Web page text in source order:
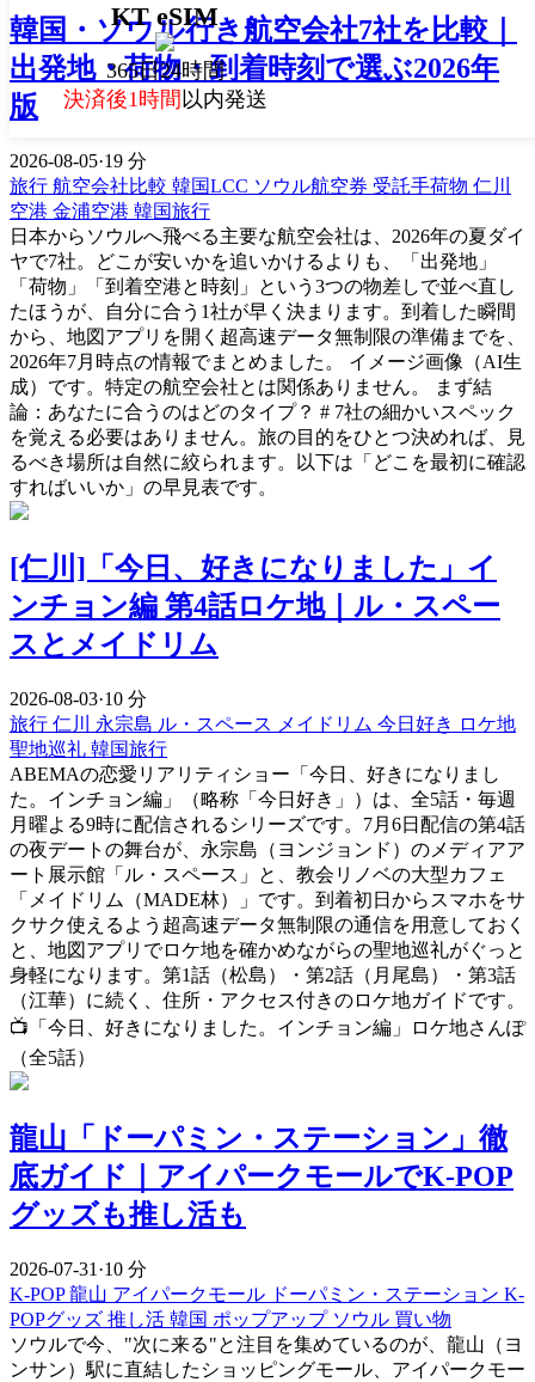
KT eSIM
365日24時間
決済後1時間以内発送
韓国・ソウル行き航空会社7社を比較｜
出発地・荷物・到着時刻で選ぶ2026年
版
2026-08-05·19 分
旅行 航空会社比較 韓国LCC ソウル航空券 受託手荷物 仁川
空港 金浦空港 韓国旅行
日本からソウルへ飛べる主要な航空会社は、2026年の夏ダイ
ヤで7社。どこが安いかを追いかけるよりも、「出発地」
「荷物」「到着空港と時刻」という3つの物差しで並べ直し
たほうが、自分に合う1社が早く決まります。到着した瞬間
から、地図アプリを開く超高速データ無制限の準備までを、
2026年7月時点の情報でまとめました。 イメージ画像（AI生
成）です。特定の航空会社とは関係ありません。 まず結
論：あなたに合うのはどのタイプ？ # 7社の細かいスペック
を覚える必要はありません。旅の目的をひとつ決めれば、見
るべき場所は自然に絞られます。以下は「どこを最初に確認
すればいいか」の早見表です。
[仁川]「今日、好きになりました」イ
ンチョン編 第4話ロケ地｜ル・スペー
スとメイドリム
2026-08-03·10 分
旅行 仁川 永宗島 ル・スペース メイドリム 今日好き ロケ地
聖地巡礼 韓国旅行
ABEMAの恋愛リアリティショー「今日、好きになりまし
た。インチョン編」（略称「今日好き」）は、全5話・毎週
月曜よる9時に配信されるシリーズです。7月6日配信の第4話
の夜デートの舞台が、永宗島（ヨンジョンド）のメディアア
ート展示館「ル・スペース」と、教会リノベの大型カフェ
「メイドリム（MADE林）」です。到着初日からスマホをサ
クサク使えるよう超高速データ無制限の通信を用意しておく
と、地図アプリでロケ地を確かめながらの聖地巡礼がぐっと
身軽になります。第1話（松島）・第2話（月尾島）・第3話
（江華）に続く、住所・アクセス付きのロケ地ガイドです。
📺「今日、好きになりました。インチョン編」ロケ地さんぽ
（全5話）
龍山「ドーパミン・ステーション」徹
底ガイド｜アイパークモールでK-POP
グッズも推し活も
2026-07-31 ·10 分
K-POP龍山 アイパークモール ドーパミン・ステーション K-
POPグッズ 推し活 韓国 ポップアップ ソウル 買い物
ソウルで今、"次に来る"と注目を集めているのが、龍山（ヨ
ンサン）駅に直結したショッピングモール、アイパークモー